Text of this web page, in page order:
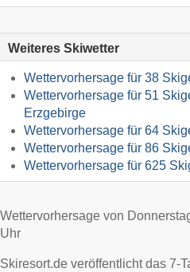
Weiteres Skiwetter
Wettervorhersage für 38
Wettervorhersage für 51
Erzgebirge
Wettervorhersage für 64
Wettervorhersage für 86
Wettervorhersage für 625
Wettervorhersage von
Uhr
Skiresort.de veröffentlicht das 7-